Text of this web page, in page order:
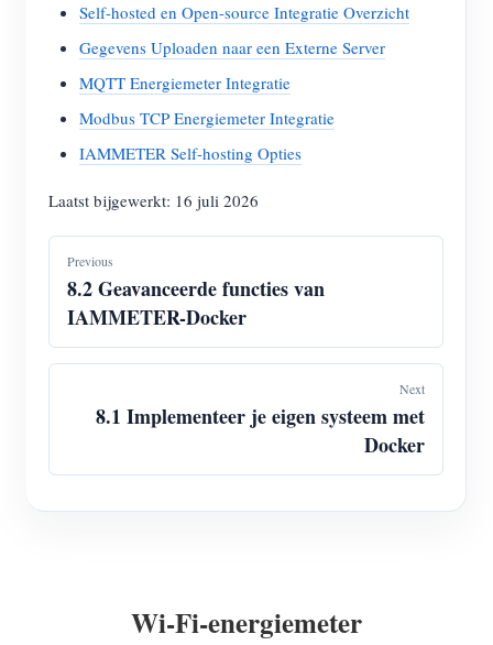
Self-hosted en Open-source Integratie Overzicht
Gegevens Uploaden naar een Externe Server
MQTT Energiemeter Integratie
Modbus TCP Energiemeter Integratie
IAMMETER Self-hosting Opties
Laatst bijgewerkt: 16 juli 2026
Previous
8.2 Geavanceerde functies van
IAMMETER-Docker
Next
8.1 Implementeer je eigen systeem met
Docker
Wi-Fi-energiemeter